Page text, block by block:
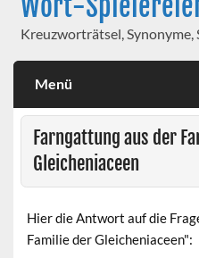
Kreuzworträtsel, Synonyme,
Menü
Farngattung aus der
Gleicheniaceen
Hier die Antwort auf die
Familie der Gleicheniaceen":